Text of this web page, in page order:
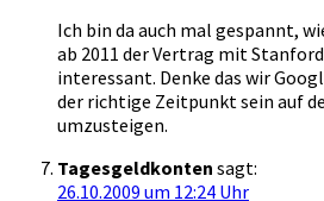
Ich bin da auch mal gespannt,
ab 2011 der Vertrag mit
interessant. Denke das wir
der richtige Zeitpunkt sein auf
umzusteigen.
Tagesgeldkonten sagt:
26.10.2009 um 12:24 Uhr